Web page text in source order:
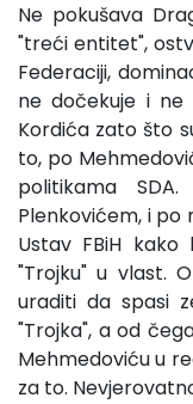
Ne pokušava
"treći entitet",
Federaciji,
ne dočekuje i
Kordića zato što
to, po
politikama
Plenkovićem, i
Ustav FBiH
"Trojku" u vlast.
uraditi da spasi
"Trojka", a od
Mehmedoviću u
za to.